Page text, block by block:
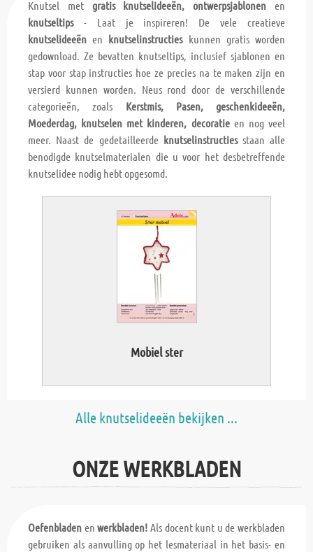
Knutsel met gratis knutselideeën, ontwerpsjablonen en
knutseltips- Laat je inspireren! De vele creatieve
knutselideeën en knutselinstructieskunnen gratis worden
gedownload. Ze bevatten knutseltips, inclusief sjablonen en
stap voor stap instructies hoe ze precies na te maken zijn en
versierd kunnen worden. Neus rond door de verschillende
categorieën, zoals Kerstmis, Pasen, geschenkideeën,
Moederdag, knutselen met kinderen, decoratieen nog veel
meer. Naast de gedetailleerde knutselinstructiesstaan alle
benodigde knutselmaterialen die u voor het desbetreffende
knutselidee nodig hebt opgesomd.
Mobiel ster
Alle knutselideeën bekijken ...
ONZE WERKBLADEN
Oefenbladen enwerkbladen! Als docent kunt u de werkbladen
gebruiken als aanvulling op het lesmateriaal in het basis- en